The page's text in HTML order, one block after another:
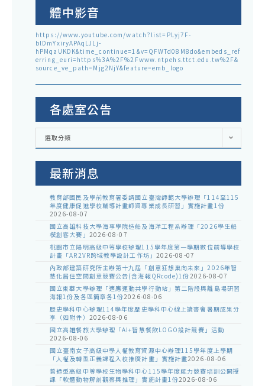
體中影音
https://www.youtube.com/watch?list=PLyj7F-
blDmYxiryAPAqLJLj-
hPMqaUKDK&time_continue=1&v=QFWTd08M8do&embeds_ref
erring_euri=https%3A%2F%2Fwww.ntpehs.ttct.edu.tw%2F&
source_ve_path=Mjg2NjY&feature=emb_logo
各處室公告
各
室
選取分類
最新消息
教育部國民及學前教育署委請國立臺灣師範大學辦理「114至115
年度健康促進學校輔導計畫師資專業成長研習」實施計畫1份
2026-08-07
國立高雄科技大學海事學院造船及海洋工程系辦理「2026學生船
模創客大賽」 2026-08-07
桃園市立陽明高級中等學校辦理115學年度第一學期數位前導學校
計畫「AR2VR跨域教學設計工作坊」 2026-08-07
內政部建築研究所主辦第十九屆「創意狂想巢向未來」2026年智
慧化居住空間創意競賽公告(含海報QRcode)1份2026-08-07
國立東華大學辦理「適應運動共學行動站」第二階段與離島場研習
海報1份及各區簡章各1份2026-08-06
歷史學科中心辦理114學年度歷史學科中心線上讀書會暑期成果分
享（如附件） 2026-08-06
國立高雄餐旅大學辦理「AI+智慧餐飲LOGO設計競賽」活動
2026-08-06
國立臺南女子高級中學人權教育資源中心辦理115學年度上學期
「人權及轉型正義課程入校推廣計畫」實施計畫2026-08-06
普通型高級中等學校生物學科中心115學年度能力競賽培訓公開授
課「軟體動物解剖觀察與推理」實施計畫1份2026-08-06